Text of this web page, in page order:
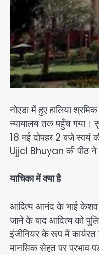
नोएडा में हुए हालिया
न्यायालय तक पहुँच गया।
18 मई दोपहर 2 बजे स्वयं
Ujjal Bhuyan की पीठ ने
याचिका में क्या है
आदित्य आनंद के भाई केशव
जाने के बाद आदित्य को
इंजीनियर के रूप में
मानसिक सेहत पर प्रभाव